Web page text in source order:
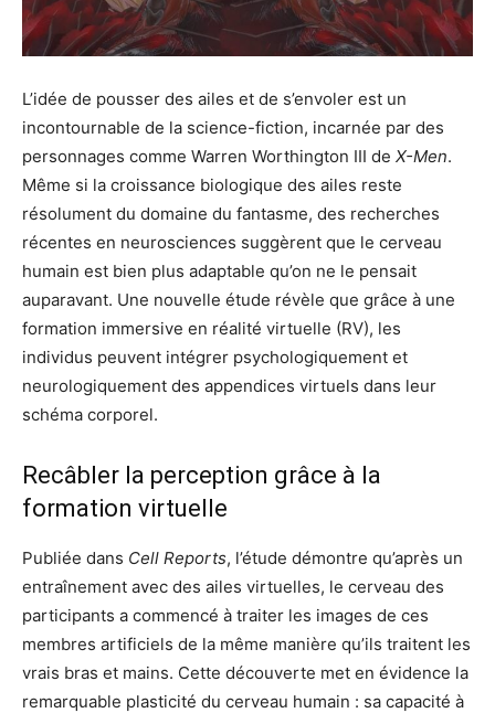
L’idée de pousser des ailes et de s’envoler est un
incontournable de la science-fiction, incarnée par des
personnages comme Warren Worthington III de X-Men.
Même si la croissance biologique des ailes reste
résolument du domaine du fantasme, des recherches
récentes en neurosciences suggèrent que le cerveau
humain est bien plus adaptable qu’on ne le pensait
auparavant. Une nouvelle étude révèle que grâce à une
formation immersive en réalité virtuelle (RV), les
individus peuvent intégrer psychologiquement et
neurologiquement des appendices virtuels dans leur
schéma corporel.
Recâbler la perception grâce à la
formation virtuelle
Publiée dans Cell Reports, l’étude démontre qu’après un
entraînement avec des ailes virtuelles, le cerveau des
participants a commencé à traiter les images de ces
membres artificiels de la même manière qu’ils traitent les
vrais bras et mains. Cette découverte met en évidence la
remarquable plasticité du cerveau humain : sa capacité à